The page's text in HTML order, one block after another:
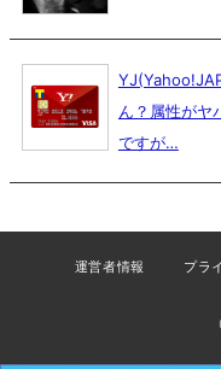
ん？属性がヤ
ですが…
運営者情報 プラ